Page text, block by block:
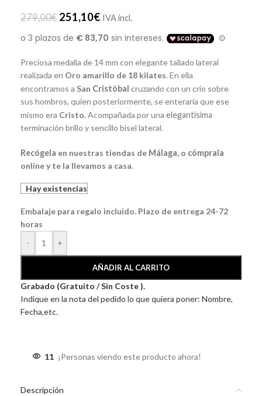
279,00€ 251,10€ IVA incl.
Preciosa medalla de 14 mm con elegante tallado lateral
realizada en Oro amarillo de 18 kilates. En ella
encontramos a San Cristóbal cruzando con un crío sobre
sus hombros, quien posteriormente, se enteraría que ese
mismo era Cristo.Acompañada por una elegantísima
terminación brillo y sencillo bisel lateral.
Recógela en nuestras tiendas de Málaga, o cómprala
online y te la llevamos a casa.
Hay existencias
Embalaje para regalo incluido. Plazo de entrega 24-72
horas
-
+
AÑADIR AL CARRITO
Grabado (Gratuito / Sin Coste ).
Indique en la nota del pedido lo que quiera poner: Nombre,
Fecha,etc.
11 ¡Personas viendo este producto ahora!
Descripción